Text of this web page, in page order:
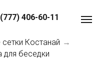
406-60-11
Костанай →
для беседки